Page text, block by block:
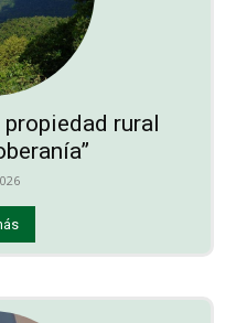
propiedad rural